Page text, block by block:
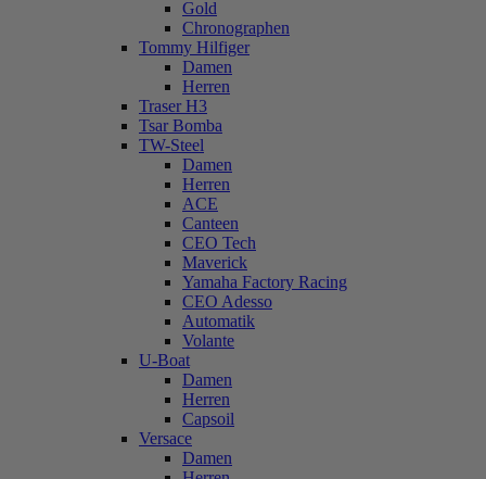
Gold
Chronographen
Tommy Hilfiger
Damen
Herren
Traser H3
Tsar Bomba
TW-Steel
Damen
Herren
ACE
Canteen
CEO Tech
Maverick
Yamaha Factory Racing
CEO Adesso
Automatik
Volante
U-Boat
Damen
Herren
Capsoil
Versace
Damen